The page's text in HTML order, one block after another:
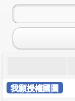
我願授權國圖